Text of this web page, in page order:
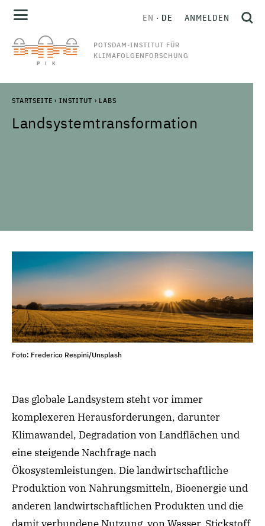
POTSDAM-INSTITUT FÜR
KLIMAFOLGENFORSCHUNG
EN DE ANMELDEN
STARTSEITE › INSTITUT › LABS
Landsystemtransformation
Foto: Frederico Respini/Unsplash
Das globale Landsystem steht vor immer
komplexeren Herausforderungen, darunter
Klimawandel, Degradation von Landflächen und
eine steigende Nachfrage nach
Ökosystemleistungen. Die landwirtschaftliche
Produktion von Nahrungsmitteln, Bioenergie und
anderen landwirtschaftlichen Produkten und die
damit verbundene Nutzung von Wasser, Stickstoff